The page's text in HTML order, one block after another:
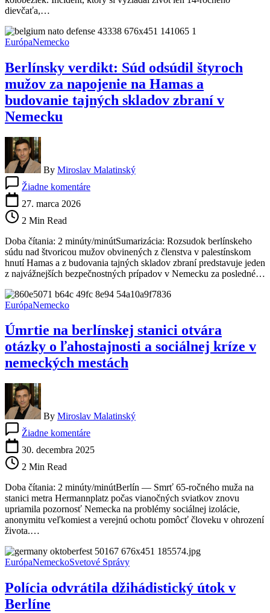
dievčaťa,…
EurópaNemecko
Berlínsky verdikt: Súd odsúdil štyroch
mužov za napojenie na Hamas a
budovanie tajných skladov zbraní v
Nemecku
By Miroslav Malatinský
Žiadne komentáreBerlínsky
mužov
za
napojenie
na
Hamas
a
skladov
zbraní
v
Nemecku
27. marca 2026
2 Min Read
Doba čítania: 2 minúty/minútSumarizácia: Rozsudok berlínskeho
súdu nad štvoricou mužov obvinených z členstva v palestínskom
hnutí Hamas a z budovania tajných skladov zbraní predstavuje jeden
z najvážnejších bezpečnostných prípadov v Nemecku za posledné…
EurópaNemecko
Úmrtie na berlínskej stanici otvára
otázky o ľahostajnosti a sociálnej kríze v
nemeckých mestách
By Miroslav Malatinský
Žiadne komentáreÚmrtie
na
otázky
o
ľahostajnosti
a
kríze
v
nemeckých
30. decembra 2025
2 Min Read
Doba čítania: 2 minúty/minútBerlín — Smrť 65-ročného muža na
stanici metra Hermannplatz počas vianočných sviatkov znovu
upriamila pozornosť Nemecka na problémy sociálnej izolácie,
anonymitu veľkomiest a verejnú ochotu pomôcť človeku v ohrození
života.…
EurópaNemeckoSvetové Správy
Polícia odvrátila džihádistický útok v
Berlíne